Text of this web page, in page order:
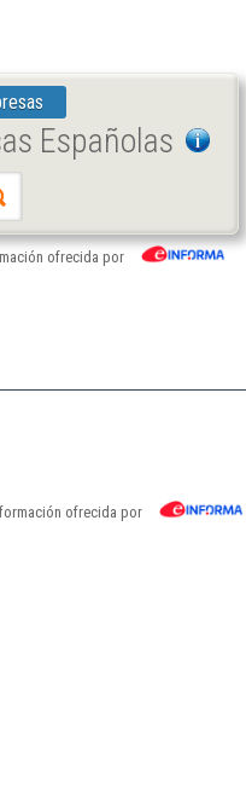
Españolas
ofrecida por
ofrecida por